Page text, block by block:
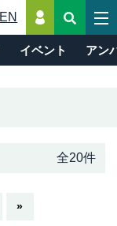
EN
イベント アン
全20件
»